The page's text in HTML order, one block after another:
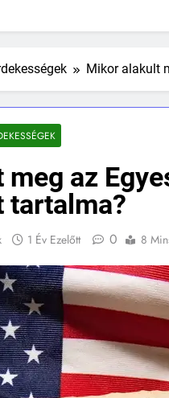
Mikor alakult
az
tartalma?
1 Év Ezelőtt 0 8